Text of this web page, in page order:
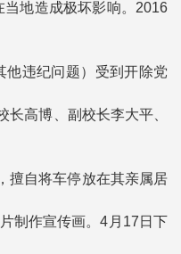
地造成极坏影响。2016
他违纪问题）受到开除党
高博、副校长李大平、
擅自将车停放在其亲属居
制作宣传画。4月17日下